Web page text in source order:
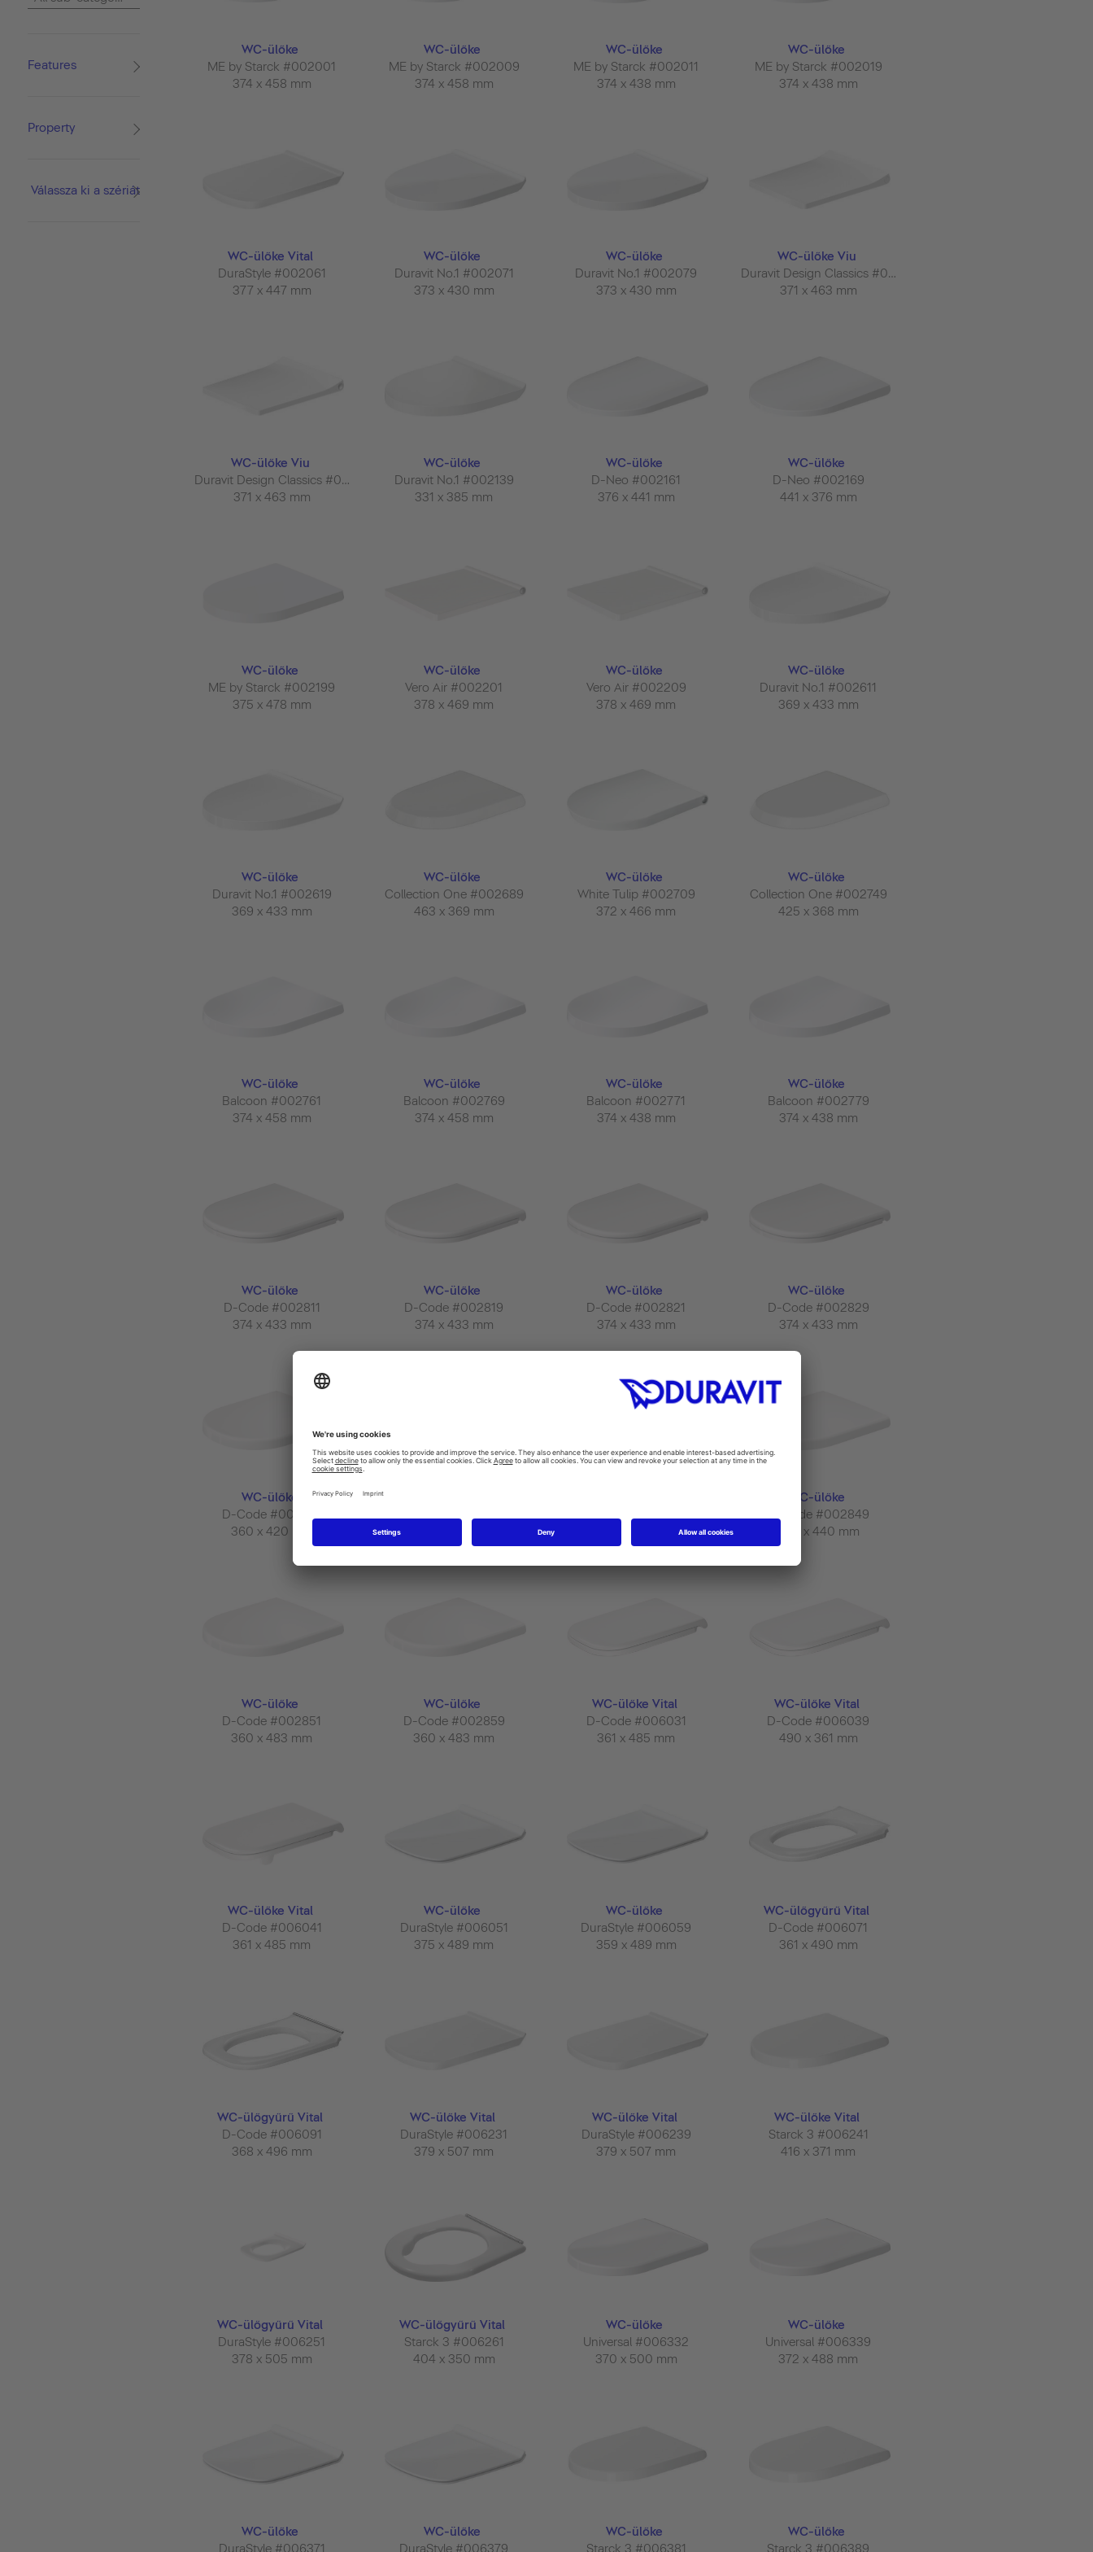
Features
Property
Válassza ki a szériát
WC-ülőke
ME by Starck #002001
374 x 458 mm
WC-ülőke
ME by Starck #002009
374 x 458 mm
WC-ülőke
ME by Starck #002011
374 x 438 mm
WC-ülőke
ME by Starck #002019
374 x 438 mm
WC-ülőke Vital
DuraStyle #002061
377 x 447 mm
WC-ülőke
Duravit No.1 #002071
373 x 430 mm
WC-ülőke
Duravit No.1 #002079
373 x 430 mm
WC-ülőke Viu
Duravit Design Classics #002111
371 x 463 mm
WC-ülőke Viu
Duravit Design Classics #002119
371 x 463 mm
WC-ülőke
Duravit No.1 #002139
331 x 385 mm
WC-ülőke
D-Neo #002161
376 x 441 mm
WC-ülőke
D-Neo #002169
441 x 376 mm
WC-ülőke
ME by Starck #002199
375 x 478 mm
WC-ülőke
Vero Air #002201
378 x 469 mm
WC-ülőke
Vero Air #002209
378 x 469 mm
WC-ülőke
Duravit No.1 #002611
369 x 433 mm
WC-ülőke
Duravit No.1 #002619
369 x 433 mm
WC-ülőke
Collection One #002689
463 x 369 mm
WC-ülőke
White Tulip #002709
372 x 466 mm
WC-ülőke
Collection One #002749
425 x 368 mm
WC-ülőke
Balcoon #002761
374 x 458 mm
WC-ülőke
Balcoon #002769
374 x 458 mm
WC-ülőke
Balcoon #002771
374 x 438 mm
WC-ülőke
Balcoon #002779
374 x 438 mm
WC-ülőke
D-Code #002811
374 x 433 mm
WC-ülőke
D-Code #002819
374 x 433 mm
WC-ülőke
D-Code #002821
374 x 433 mm
WC-ülőke
D-Code #002829
374 x 433 mm
WC-ülőke
D-Code #002831
360 x 420 mm
360 x 440 mm
WC-ülőke
D-Code #002849
360 x 440 mm
WC-ülőke
D-Code #002851
360 x 483 mm
WC-ülőke
D-Code #002859
360 x 483 mm
WC-ülőke Vital
D-Code #006031
361 x 485 mm
WC-ülőke Vital
D-Code #006039
490 x 361 mm
WC-ülőke Vital
D-Code #006041
361 x 485 mm
WC-ülőke
DuraStyle #006051
375 x 489 mm
WC-ülőke
DuraStyle #006059
359 x 489 mm
WC-ülőgyűrű Vital
D-Code #006071
361 x 490 mm
WC-ülőgyűrű Vital
D-Code #006091
368 x 496 mm
WC-ülőke Vital
DuraStyle #006231
379 x 507 mm
WC-ülőke Vital
DuraStyle #006239
379 x 507 mm
WC-ülőke Vital
Starck 3 #006241
416 x 371 mm
WC-ülőgyűrű Vital
DuraStyle #006251
378 x 505 mm
WC-ülőgyűrű Vital
Starck 3 #006261
404 x 350 mm
WC-ülőke
Universal #006332
370 x 500 mm
WC-ülőke
Universal #006339
372 x 488 mm
WC-ülőke
DuraStyle #006371
WC-ülőke
DuraStyle #006379
WC-ülőke
Starck 3 #006381
WC-ülőke
Starck 3 #006389